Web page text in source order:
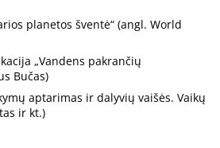
planetos šventė“ (angl. World
„Vandens pakrančių
Bučas)
aptarimas ir dalyvių vaišės. Vaikų
ir kt.)